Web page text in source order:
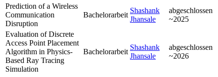
Prediction of a Wireless
Communication
Disruption
Bachelorarbeit
Shashank
Jhansale
abgeschlossen
~2025
Evaluation of Discrete
Access Point Placement
Algorithm in Physics-
Based Ray Tracing
Simulation
Bachelorarbeit
Shashank
Jhansale
abgeschlossen
~2026